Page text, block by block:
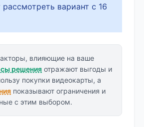
рассмотреть вариант с 16
влияющие на ваше
решения отражают выгоды и
покупки видеокарты, а
показывают ограничения и
с этим выбором.